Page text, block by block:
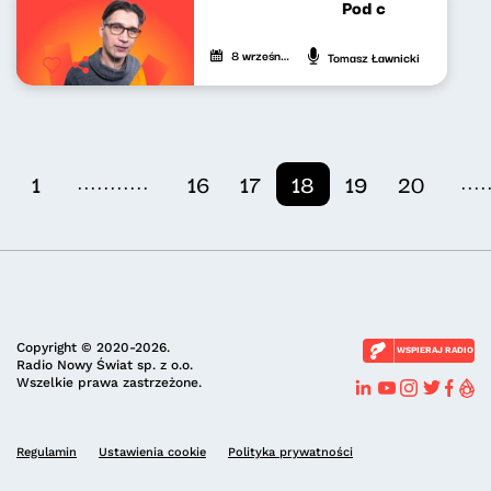
Pod czeskim
8 września 2023 Tomasz Ławnicki
1 ........... 16 17 18 19 20
Copyright © 2020-2026.
Radio Nowy Świat sp. z o.o.
Wszelkie prawa zastrzeżone.
WSPIERAJ RADIO
Regulamin Ustawienia cookie Polityka prywatności